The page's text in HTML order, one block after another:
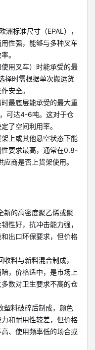
标准尺寸（EPAL），
性强，能够与多种叉车
。
用叉车）时能承受的最
择时需根据单次搬运货
安全。
最底层能承受的最大重
可达4-6吨。这对于仓
了空间利用率。
上或其他悬空状态下能
要求最高，通常在0.8-
商是否上货架使用。
新的高密度聚乙烯或聚
性好，抗冲击能力强，
出口环保要求，但价格
收料与新料混合制成，
，价格适中，是市场上
数对卫生要求不高的仓
塑料破碎后制成，颜色
和耐用性较差，但价格
、使用频率低的场合或